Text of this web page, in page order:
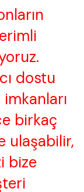
dostu
birkaç
ulaşabilir,
bize